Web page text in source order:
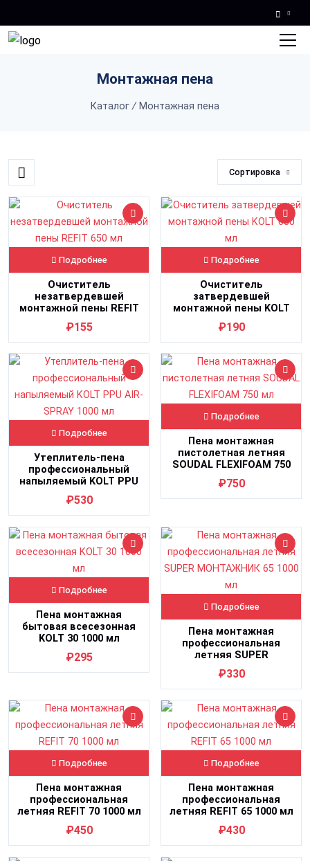
Монтажная пена
Каталог / Монтажная пена
Сортировка
Подробнее
Очиститель
незатвердевшей
монтажной пены REFIT
650 мл
₽155
Подробнее
Очиститель
затвердевшей
монтажной пены KOLT
650 мл
₽190
Подробнее
Утеплитель-пена
профессиональный
напыляемый KOLT PPU
AIR-SPRAY 1000 мл
₽530
Подробнее
Пена монтажная
пистолетная летняя
SOUDAL FLEXIFOAM 750
мл
₽750
Подробнее
Пена монтажная
бытовая всесезонная
KOLT 30 1000 мл
₽295
Подробнее
Пена монтажная
профессиональная
летняя SUPER
МОНТАЖНИК 65 1000 мл
₽330
Подробнее
Пена монтажная
профессиональная
летняя REFIT 70 1000 мл
₽450
Подробнее
Пена монтажная
профессиональная
летняя REFIT 65 1000 мл
₽430